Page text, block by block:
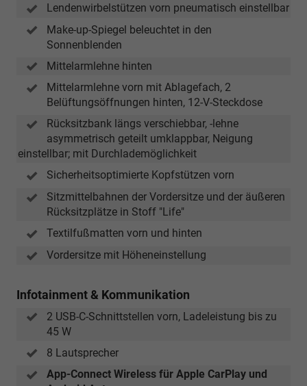
Lendenwirbelstützen vorn pneumatisch einstellbar
Make-up-Spiegel beleuchtet in den
Sonnenblenden
Mittelarmlehne hinten
Mittelarmlehne vorn mit Ablagefach, 2
Belüftungsöffnungen hinten, 12-V-Steckdose
Rücksitzbank längs verschiebbar, -lehne
asymmetrisch geteilt umklappbar, Neigung
einstellbar; mit Durchlademöglichkeit
Sicherheitsoptimierte Kopfstützen vorn
Sitzmittelbahnen der Vordersitze und der äußeren
Rücksitzplätze in Stoff "Life"
Textilfußmatten vorn und hinten
Vordersitze mit Höheneinstellung
Infotainment & Kommunikation
2 USB-C-Schnittstellen vorn, Ladeleistung bis zu
45 W
8 Lautsprecher
App-Connect Wireless für Apple CarPlay und